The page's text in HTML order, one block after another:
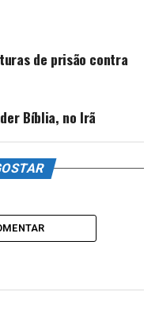
de prisão contra
Bíblia, no Irã